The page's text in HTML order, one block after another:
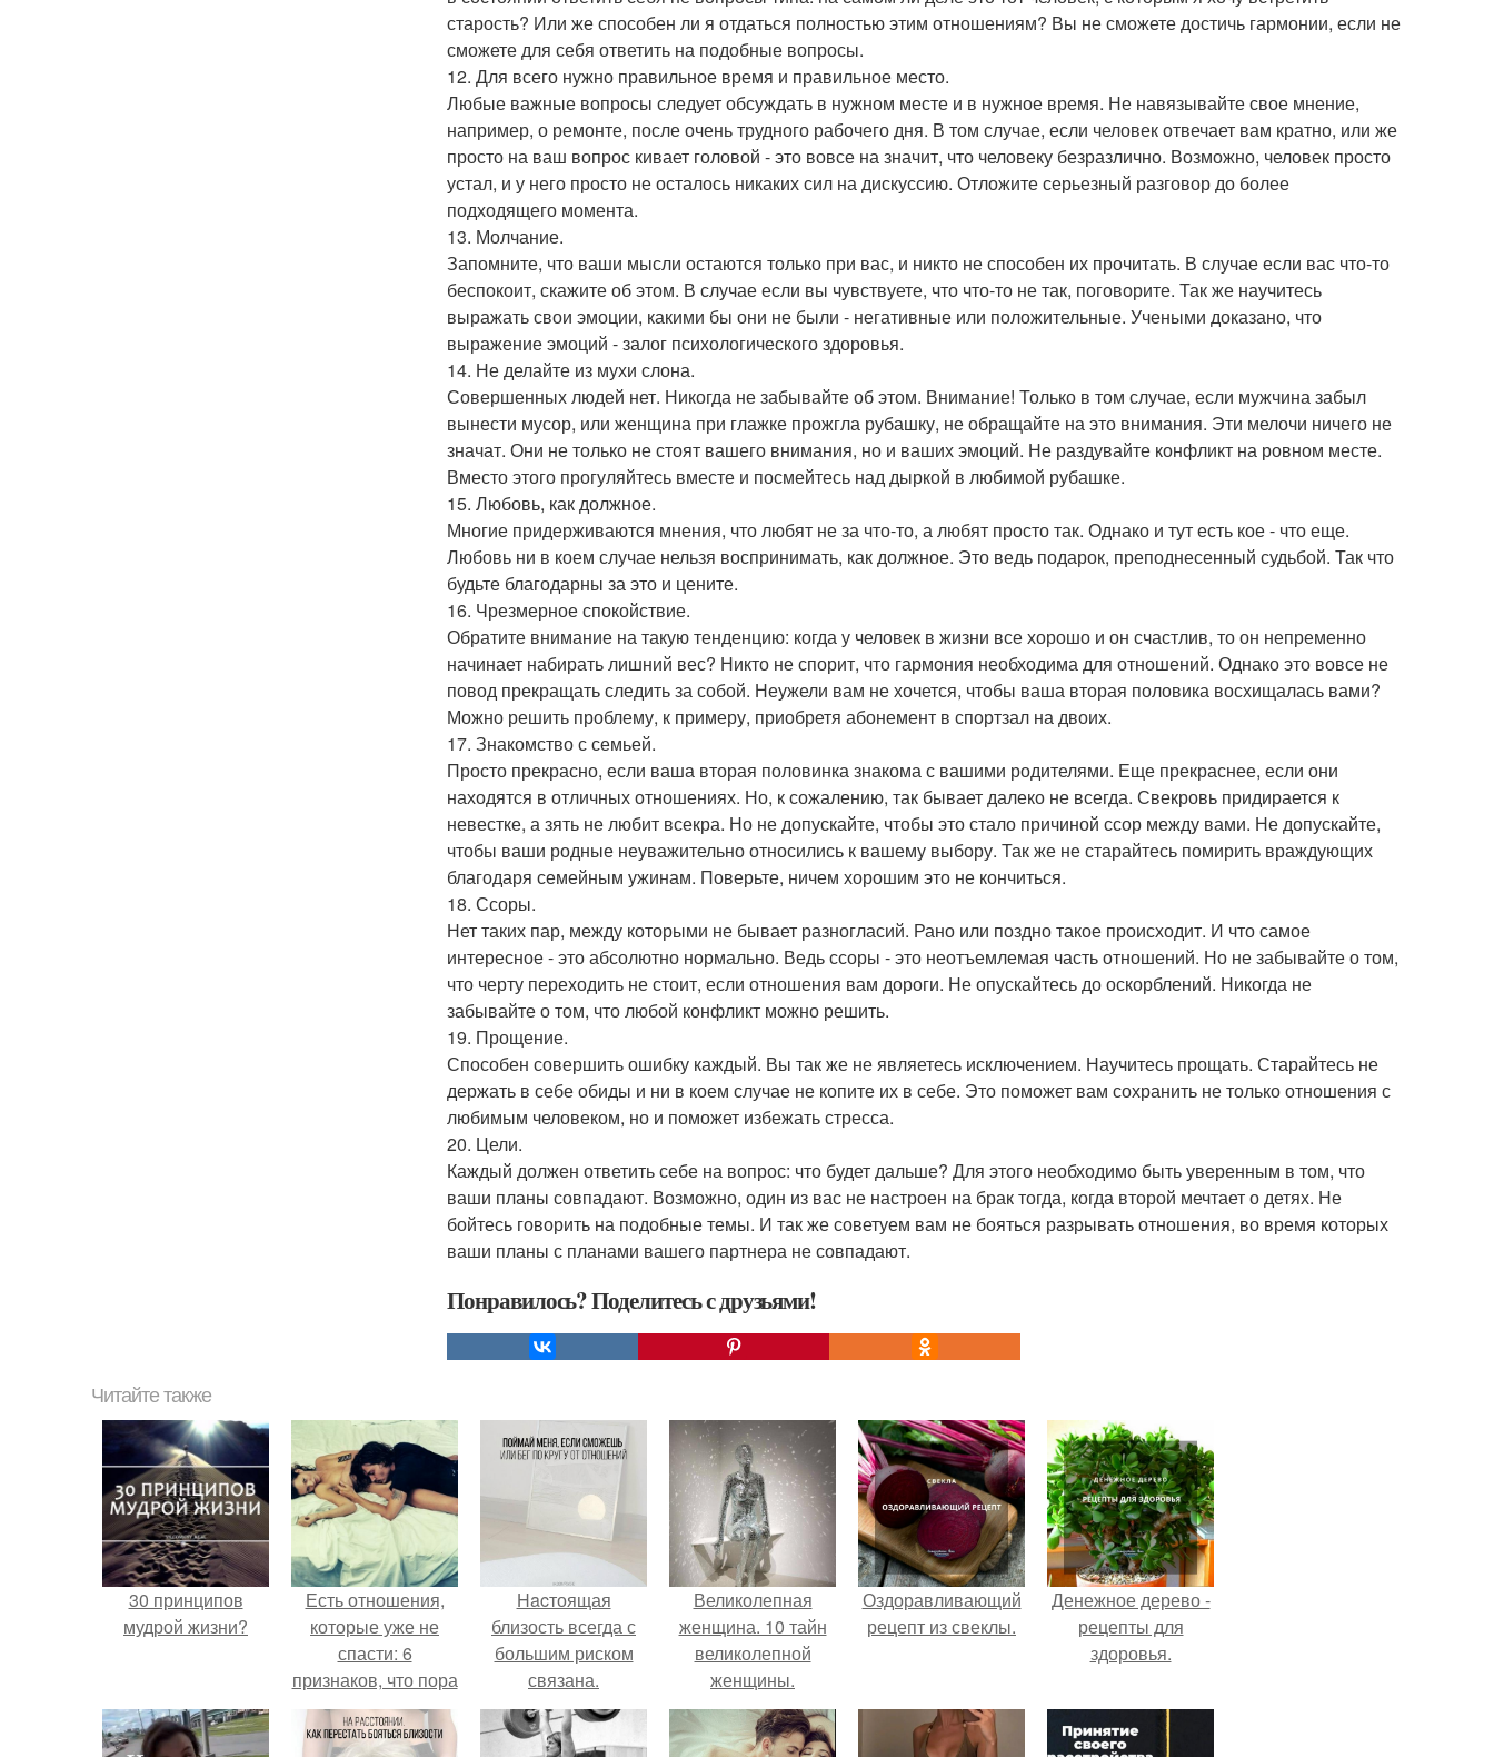
старость? Или же способен ли я отдаться полностью этим отношениям? Вы не сможете достичь гармонии, если не
сможете для себя ответить на подобные вопросы.
12. Для всего нужно правильное время и правильное место.
Любые важные вопросы следует обсуждать в нужном месте и в нужное время. Не навязывайте свое мнение,
например, о ремонте, после очень трудного рабочего дня. В том случае, если человек отвечает вам кратно, или же
просто на ваш вопрос кивает головой - это вовсе на значит, что человеку безразлично. Возможно, человек просто
устал, и у него просто не осталось никаких сил на дискуссию. Отложите серьезный разговор до более
подходящего момента.
13. Молчание.
Запомните, что ваши мысли остаются только при вас, и никто не способен их прочитать. В случае если вас что-то
беспокоит, скажите об этом. В случае если вы чувствуете, что что-то не так, поговорите. Так же научитесь
выражать свои эмоции, какими бы они не были - негативные или положительные. Учеными доказано, что
выражение эмоций - залог психологического здоровья.
14. Не делайте из мухи слона.
Совершенных людей нет. Никогда не забывайте об этом. Внимание! Только в том случае, если мужчина забыл
вынести мусор, или женщина при глажке прожгла рубашку, не обращайте на это внимания. Эти мелочи ничего не
значат. Они не только не стоят вашего внимания, но и ваших эмоций. Не раздувайте конфликт на ровном месте.
Вместо этого прогуляйтесь вместе и посмейтесь над дыркой в любимой рубашке.
15. Любовь, как должное.
Многие придерживаются мнения, что любят не за что-то, а любят просто так. Однако и тут есть кое - что еще.
Любовь ни в коем случае нельзя воспринимать, как должное. Это ведь подарок, преподнесенный судьбой. Так что
будьте благодарны за это и цените.
16. Чрезмерное спокойствие.
Обратите внимание на такую тенденцию: когда у человек в жизни все хорошо и он счастлив, то он непременно
начинает набирать лишний вес? Никто не спорит, что гармония необходима для отношений. Однако это вовсе не
повод прекращать следить за собой. Неужели вам не хочется, чтобы ваша вторая половика восхищалась вами?
Можно решить проблему, к примеру, приобретя абонемент в спортзал на двоих.
17. Знакомство с семьей.
Просто прекрасно, если ваша вторая половинка знакома с вашими родителями. Еще прекраснее, если они
находятся в отличных отношениях. Но, к сожалению, так бывает далеко не всегда. Свекровь придирается к
невестке, а зять не любит всекра. Но не допускайте, чтобы это стало причиной ссор между вами. Не допускайте,
чтобы ваши родные неуважительно относились к вашему выбору. Так же не старайтесь помирить враждующих
благодаря семейным ужинам. Поверьте, ничем хорошим это не кончиться.
18. Ссоры.
Нет таких пар, между которыми не бывает разногласий. Рано или поздно такое происходит. И что самое
интересное - это абсолютно нормально. Ведь ссоры - это неотъемлемая часть отношений. Но не забывайте о том,
что черту переходить не стоит, если отношения вам дороги. Не опускайтесь до оскорблений. Никогда не
забывайте о том, что любой конфликт можно решить.
19. Прощение.
Способен совершить ошибку каждый. Вы так же не являетесь исключением. Научитесь прощать. Старайтесь не
держать в себе обиды и ни в коем случае не копите их в себе. Это поможет вам сохранить не только отношения с
любимым человеком, но и поможет избежать стресса.
20. Цели.
Каждый должен ответить себе на вопрос: что будет дальше? Для этого необходимо быть уверенным в том, что
ваши планы совпадают. Возможно, один из вас не настроен на брак тогда, когда второй мечтает о детях. Не
бойтесь говорить на подобные темы. И так же советуем вам не бояться разрывать отношения, во время которых
ваши планы с планами вашего партнера не совпадают.
Понравилось? Поделитесь с друзьями!
Читайте также
30 принципов
мудрой жизни?
Есть отношения,
которые уже не
спасти: 6
признаков, что пора
перестать
бороться.
Hacтоящая
близость всегда с
большим риском
связана.
Великолепная
женщина. 10 тайн
великолепной
женщины.
Оздоравливающий
рецепт из свеклы.
Денежное дерево -
рецепты для
здоровья.